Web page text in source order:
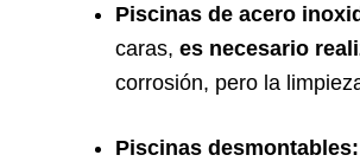
Piscinas de acero
caras, es necesario
corrosión, pero la
Piscinas desmontables: